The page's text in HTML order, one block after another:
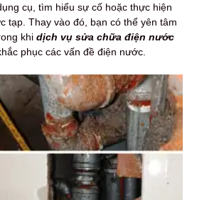
cụ, tìm hiểu sự cố hoặc thực hiện
tạp. Thay vào đó, bạn có thể yên tâm
khi dịch vụ sửa chữa điện nước
phục các vấn đề điện nước.